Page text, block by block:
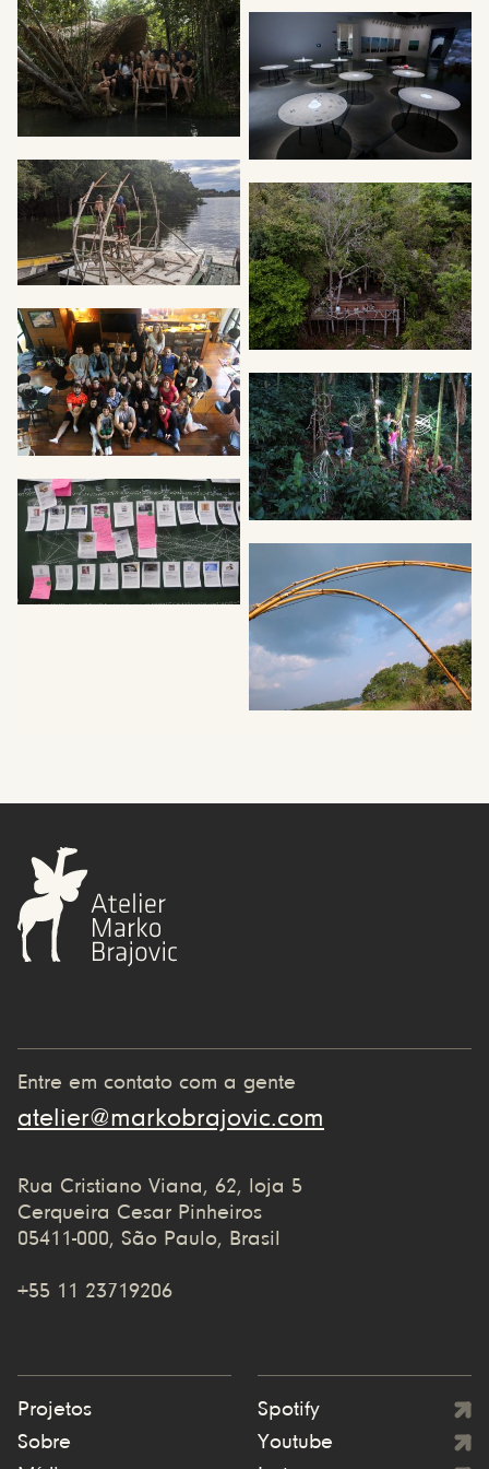
Entre em contato com a gente
atelier@markobrajovic.com
Rua Cristiano Viana, 62, loja 5
Cerqueira Cesar Pinheiros
05411-000, São Paulo, Brasil
+55 11 23719206
Projetos
Sobre
Spotify
Youtube